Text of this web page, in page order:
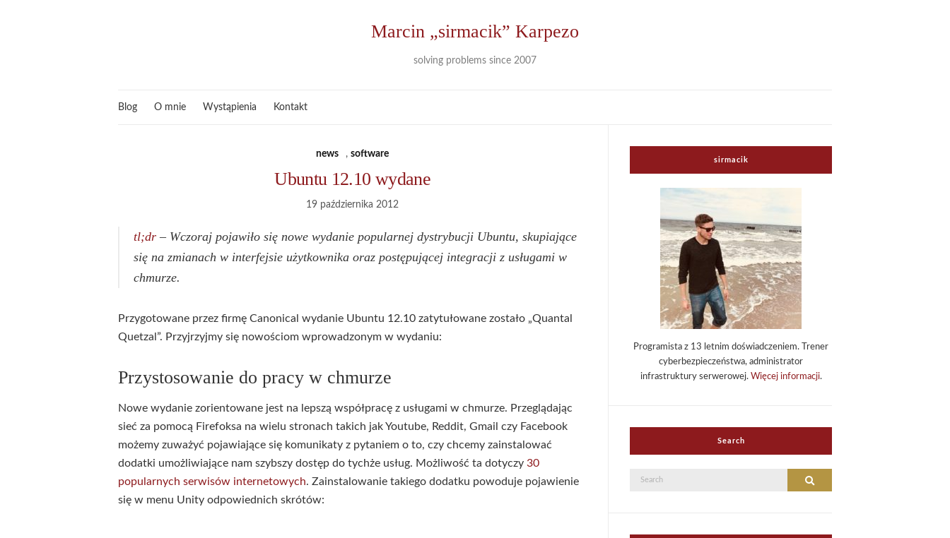
Marcin „sirmacik” Karpezo
solving problems since 2007
Blog O mnie Wystąpienia Kontakt
news ,software
Ubuntu 12.10 wydane
19 października 2012
tl;dr – Wczoraj pojawiło się nowe wydanie popularnej dystrybucji Ubuntu, skupiające
się na zmianach w interfejsie użytkownika oraz postępującej integracji z usługami w
chmurze.
Przygotowane przez firmę Canonical wydanie Ubuntu 12.10 zatytułowane zostało „Quantal
Quetzal”. Przyjrzyjmy się nowościom wprowadzonym w wydaniu:
Przystosowanie do pracy w chmurze
Nowe wydanie zorientowane jest na lepszą współpracę z usługami w chmurze. Przeglądając
sieć za pomocą Firefoksa na wielu stronach takich jak Youtube, Reddit, Gmail czy Facebook
możemy zuważyć pojawiające się komunikaty z pytaniem o to, czy chcemy zainstalować
dodatki umożliwiające nam szybszy dostęp do tychże usług. Możliwość ta dotyczy 30
popularnych serwisów internetowych. Zainstalowanie takiego dodatku powoduje pojawienie
się w menu Unity odpowiednich skrótów:
sirmacik
Programista z 13 letnim doświadczeniem. Trener
cyberbezpieczeństwa, administrator
infrastruktury serwerowej. Więcej informacji.
Search
Search
Search